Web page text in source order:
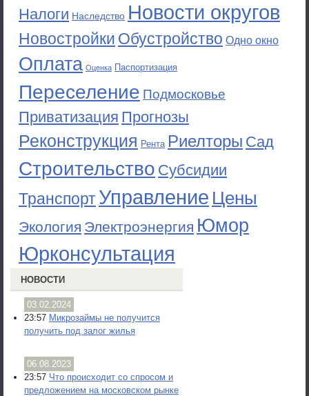
Налоги Наследство Новости округов
Новостройки Обустройство Одно окно
Оплата Оценка Паспортизация
Переселение Подмосковье
Приватизация Прогнозы
Реконструкция Рента Риелторы Сад
Строительство Субсидии
ТранспортУправление Цены
Экология Электроэнергия Юмор
Юрконсультация
НОВОСТИ
03.02.2024
23:57 Микрозаймы не получится
получить под залог жилья
06.08.2023
23:57 Что происходит со спросом и
предложением на московском рынке